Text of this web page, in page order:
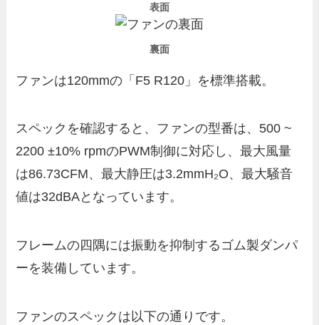
表面
裏面
ファンは120mmの「F5 R120」を標準搭載。
スペックを確認すると、ファンの型番は、500 ~
2200 ±10% rpmのPWM制御に対応し、最大風量
は86.73CFM、最大静圧は3.2mmH₂O、最大騒音
値は32dBAとなっています。
フレームの四隅には振動を抑制するゴム製ダンパ
ーを装備しています。
ファンのスペックは以下の通りです。